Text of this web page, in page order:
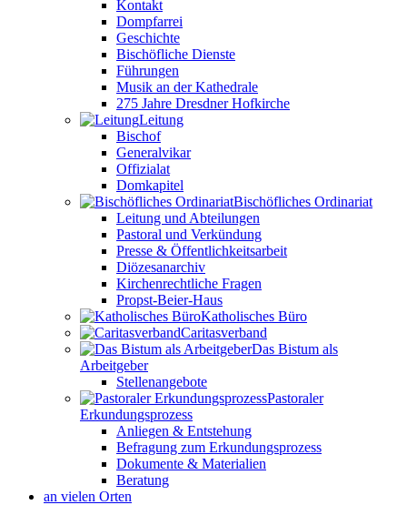
Kontakt
Dompfarrei
Geschichte
Bischöfliche Dienste
Führungen
Musik an der Kathedrale
275 Jahre Dresdner Hofkirche
Leitung
Bischof
Generalvikar
Offizialat
Domkapitel
Bischöfliches Ordinariat
Leitung und Abteilungen
Pastoral und Verkündung
Presse & Öffentlichkeitsarbeit
Diözesanarchiv
Kirchenrechtliche Fragen
Propst-Beier-Haus
Katholisches Büro
Caritasverband
Das Bistum als
Arbeitgeber
Stellenangebote
Pastoraler
Erkundungsprozess
Anliegen & Entstehung
Befragung zum Erkundungsprozess
Dokumente & Materialien
Beratung
an vielen Orten